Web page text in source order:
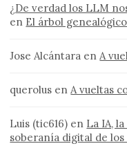
¿De verdad los LLM
en El árbol
Jose Alcántara enA
querolus enA vueltas
Luis (tic616) en La IA,
soberanía digital de